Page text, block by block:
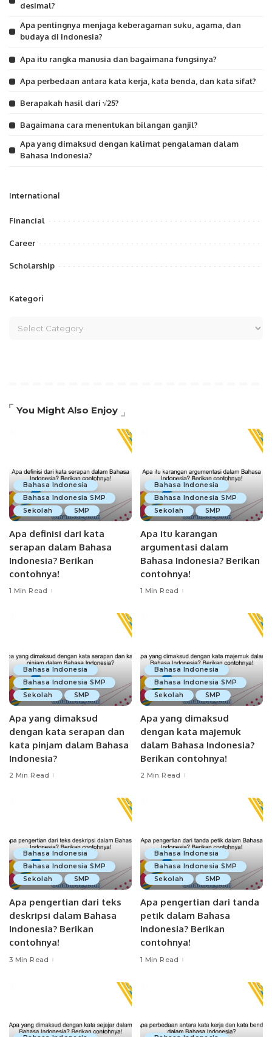
desimal?
Apa pentingnya menjaga keberagaman suku, agama, dan
budaya di Indonesia?
Apa itu rangka manusia dan bagaimana fungsinya?
Apa perbedaan antara kata kerja, kata benda, dan kata sifat?
Berapakah hasil dari √25?
Bagaimana cara menentukan bilangan ganjil?
Apa yang dimaksud dengan kalimat pengalaman dalam
Bahasa Indonesia?
International
Financial
Career
Scholarship
Kategori
You Might Also Enjoy
Bahasa Indonesia
Bahasa Indonesia SMP
Sekolah
SMP
Apa definisi dari kata
serapan dalam Bahasa
Indonesia? Berikan
contohnya!
1 Min Read
Bahasa Indonesia
Bahasa Indonesia SMP
Sekolah
SMP
Apa itu karangan
argumentasi dalam
Bahasa Indonesia? Berikan
contohnya!
1 Min Read
Bahasa Indonesia
Bahasa Indonesia SMP
Sekolah
SMP
Apa yang dimaksud
dengan kata serapan dan
kata pinjam dalam Bahasa
Indonesia?
2 Min Read
Bahasa Indonesia
Bahasa Indonesia SMP
Sekolah
SMP
Apa yang dimaksud
dengan kata majemuk
dalam Bahasa Indonesia?
Berikan contohnya!
2 Min Read
Bahasa Indonesia
Bahasa Indonesia SMP
Sekolah
SMP
Apa pengertian dari teks
deskripsi dalam Bahasa
Indonesia? Berikan
contohnya!
3 Min Read
Bahasa Indonesia
Bahasa Indonesia SMP
Sekolah
SMP
Apa pengertian dari tanda
petik dalam Bahasa
Indonesia? Berikan
contohnya!
1 Min Read